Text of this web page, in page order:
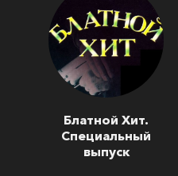
Блатной Хит.
Специальный
выпуск